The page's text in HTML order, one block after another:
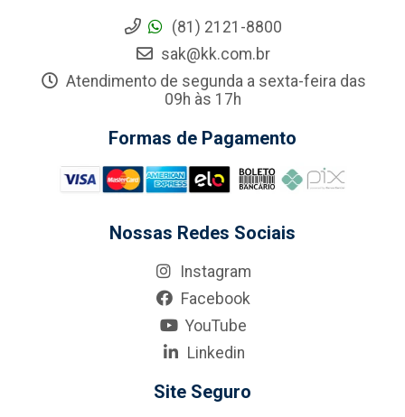
(81) 2121-8800
sak@kk.com.br
Atendimento de segunda a sexta-feira das
09h às 17h
Formas de Pagamento
Nossas Redes Sociais
Instagram
Facebook
YouTube
Linkedin
Site Seguro